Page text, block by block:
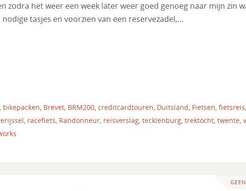
zodra het weer een week later weer goed genoeg naar mijn zin
tasjes en voorzien van een reservezadel,…
, bikepacken, Brevet, BRM200, creditcardtouren, Duitsland, Fietsen, fietsreis,
, racefiets, Randonneur, reisverslag, tecklenburg, trektocht, twente,